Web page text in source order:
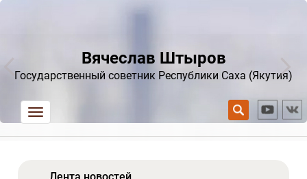
Вячеслав Штыров
Государственный советник Республики Саха (Якутия)
trk